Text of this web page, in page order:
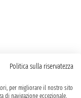
Politica sulla riservatezza
per migliorare il nostro sito
di navigazione eccezionale.